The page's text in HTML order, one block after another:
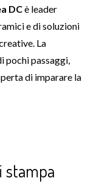
DCè leader
e di soluzioni
La
pochi passaggi,
di imparare la
stampa